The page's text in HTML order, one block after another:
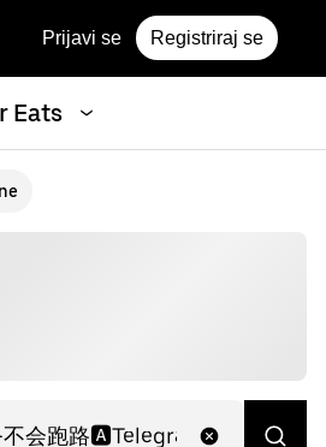
Prijavi se Registriraj se
Eats